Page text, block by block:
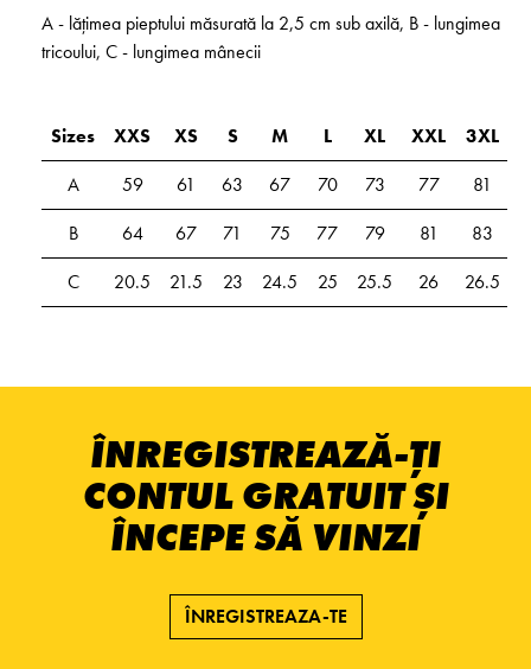
A - lățimea pieptului măsurată la 2,5 cm sub axilă, B - lungimea
tricoului, C - lungimea mânecii
Sizes XXS XS S M L XL XXL
3XL
A
59 61 63 67 70 73 77
81
B
64 67 71 75 77 79 81
83
C
20.5 21.5 23 24.5 25 25.5 26 26.5
ÎNREGISTREAZĂ-ȚI
CONTUL GRATUIT ȘI
ÎNCEPE SĂ VINZI
ÎNREGISTREAZA-TE